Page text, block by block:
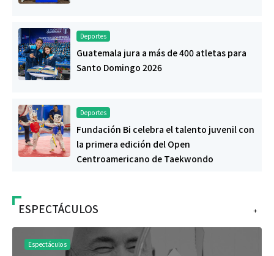
Deportes
Guatemala jura a más de 400 atletas para
Santo Domingo 2026
Deportes
Fundación Bi celebra el talento juvenil con
la primera edición del Open
Centroamericano de Taekwondo
+
ESPECTÁCULOS
Espectáculos